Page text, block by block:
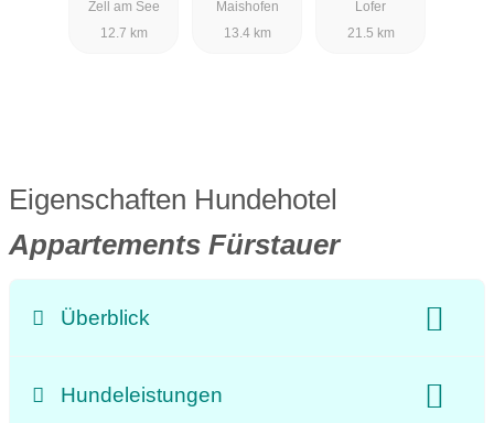
Zell am See
12.7 km
Maishofen
13.4 km
Lofer
21.5 km
Eigenschaften Hundehotel
Appartements Fürstauer
Überblick
Hundeleistungen